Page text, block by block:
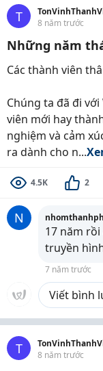
T
8 năm trước
Những năm
Các thành viên
Chúng ta đã đi
viên mới hay
nghiệm và cảm
ra dành cho n...
4.5K 2
N
17 năm rồi
truyền
7 năm trước
T
8 năm trước